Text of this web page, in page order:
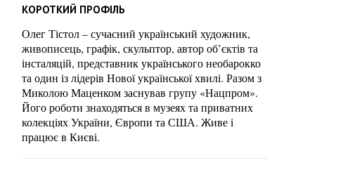
КОРОТКИЙ ПРОФІЛЬ
Олег Тістол – сучасний український художник,
живописець, графік, скульптор, автор об’єктів та
інсталяцій, представник українського необарокко
та один із лідерів Нової української хвилі. Разом з
Миколою Маценком заснував групу «Нацпром».
Його роботи знаходяться в музеях та приватних
колекціях України, Європи та США. Живе і
працює в Києві.